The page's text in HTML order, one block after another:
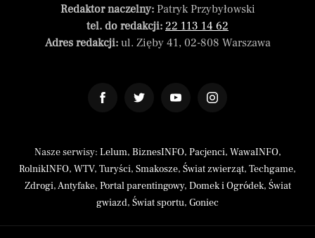
Redaktor naczelny:Patryk Przybyłowski
tel. do redakcji: 22 113 14 62
Adres redakcji:ul. Zięby 41, 02-808 Warszawa
Nasze serwisy: Lelum, BiznesINFO, Pacjenci, WawaINFO,
RolnikINFO, WTV, Turyści, Smakosze, Świat zwierząt, Techgame,
Zdrogi,Antyfake, Portal parentingowy, Domek i Ogródek, Świat
gwiazd, Świat sportu, Goniec